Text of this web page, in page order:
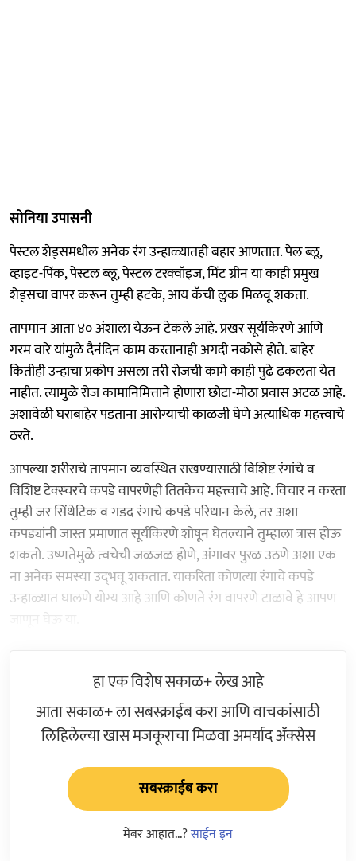
सोनिया उपासनी
पेस्टल शेड्समधील अनेक रंग उन्हाळ्यातही बहार आणतात. पेल ब्लू,
व्हाइट-पिंक, पेस्टल ब्लू, पेस्टल टरक्वॉइज, मिंट ग्रीन या काही प्रमुख
शेड्सचा वापर करून तुम्ही हटके, आय कॅची लुक मिळवू शकता.
तापमान आता ४० अंशाला येऊन टेकले आहे. प्रखर सूर्यकिरणे आणि
गरम वारे यांमुळे दैनंदिन काम करतानाही अगदी नकोसे होते. बाहेर
कितीही उन्हाचा प्रकोप असला तरी रोजची कामे काही पुढे ढकलता येत
नाहीत. त्यामुळे रोज कामानिमित्ताने होणारा छोटा-मोठा प्रवास अटळ आहे.
अशावेळी घराबाहेर पडताना आरोग्याची काळजी घेणे अत्याधिक महत्त्वाचे
ठरते.
आपल्या शरीराचे तापमान व्यवस्थित राखण्यासाठी विशिष्ट रंगांचे व
विशिष्ट टेक्स्चरचे कपडे वापरणेही तितकेच महत्त्वाचे आहे. विचार न करता
तुम्ही जर सिंथेटिक व गडद रंगाचे कपडे परिधान केले, तर अशा
कपड्यांनी जास्त प्रमाणात सूर्यकिरणे शोषून घेतल्याने तुम्हाला त्रास होऊ
शकतो. उष्णतेमुळे त्वचेची जळजळ होणे, अंगावर पुरळ उठणे अशा एक
ना अनेक समस्या उद्‍भवू शकतात. याकरिता कोणत्या रंगाचे कपडे
उन्हाळ्यात घालणे योग्य आहे आणि कोणते रंग वापरणे टाळावे हे आपण
जाणून घेऊ या.
हा एक विशेष सकाळ+ लेख आहे
आता सकाळ+ ला सबस्क्राईब करा आणि वाचकांसाठी
लिहिलेल्या खास मजकूराचा मिळवा अमर्याद ॲक्सेस
सबस्क्राईब करा
मेंबर आहात...?साईन इन